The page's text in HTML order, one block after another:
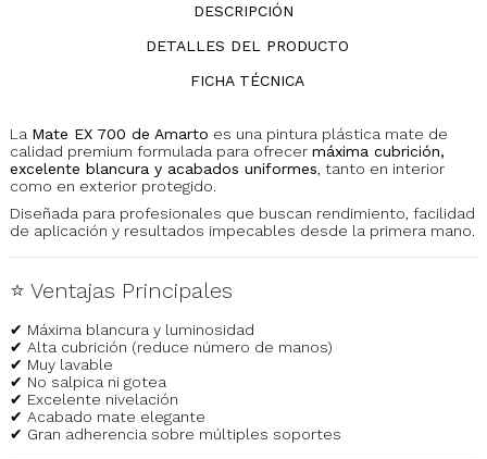
DESCRIPCIÓN
DETALLES DEL PRODUCTO
FICHA TÉCNICA
La Mate EX 700 de Amarto es una pintura plástica mate de
calidad premium formulada para ofrecer máxima cubrición,
excelente blancura y acabados uniformes, tanto en interior
como en exterior protegido.
Diseñada para profesionales que buscan rendimiento, facilidad
de aplicación y resultados impecables desde la primera mano.
⭐ Ventajas Principales
✔ Máxima blancura y luminosidad
✔ Alta cubrición (reduce número de manos)
✔ Muy lavable
✔ No salpica ni gotea
✔ Excelente nivelación
✔ Acabado mate elegante
✔ Gran adherencia sobre múltiples soportes